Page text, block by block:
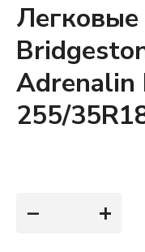
Adrenalin
255/
− +